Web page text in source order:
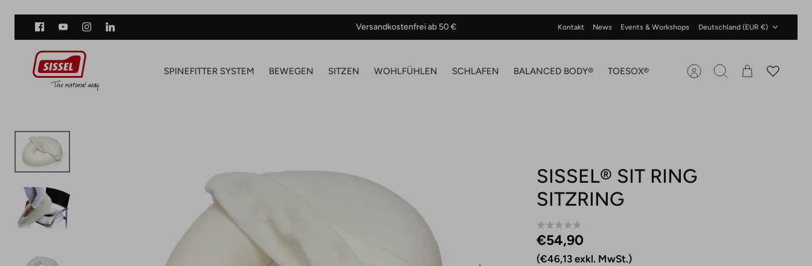
Versandkostenfrei ab 50 € Kontakt News Events & Workshops Deutschland (EUR €)
SPINEFITTER SYSTEM BEWEGEN SITZEN WOHLFÜHLEN SCHLAFEN BALANCED BODY® TOESOX® AccountSuchenWarenkorb
SISSEL® SIT RING
SITZRING
€46,13 exkl. MwSt.
€54,90 ‎